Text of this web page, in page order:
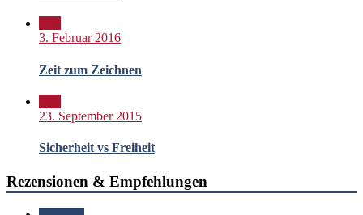
3. Februar 2016
Zeit zum Zeichnen
23. September 2015
Sicherheit vs Freiheit
Rezensionen & Empfehlungen